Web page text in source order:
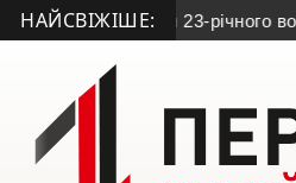
НАЙСВІЖІШЕ:
життя 23-річного воїна з